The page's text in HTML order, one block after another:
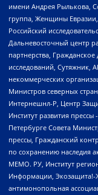
имени Андрея Рылькова,
группа, Женщины Евразии,
Российский
Дальневосточный центр
партнерства,
исследований,
некоммерческих
Министров северных
Интернешнл-Р, Центр
Институт развития
Петербурге Совета
прессы, Гражданский
по сохранению наследия
МЕМО. РУ, Институт
Информации, Экозащита!-
антимонопольная